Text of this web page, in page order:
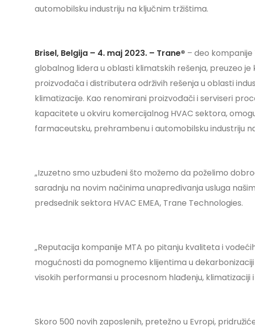
automobilsku industriju na ključnim tržištima.
Brisel, Belgija – 4. maj 2023. – Trane® – deo kompanije
globalnog lidera u oblasti klimatskih rešenja, preuzeo je
proizvođača i distributera održivih rešenja u oblasti
klimatizacije. Kao renomirani proizvođači i serviseri
kapacitete u okviru komercijalnog HVAC sektora,
farmaceutsku, prehrambenu i automobilsku industriju
„Izuzetno smo uzbuđeni što možemo da poželimo
saradnju na novim načinima unapređivanja usluga
predsednik sektora HVAC EMEA, Trane Technologies.
„Reputacija kompanije MTA po pitanju kvaliteta i
mogućnosti da pomognemo klijentima u
visokih performansi u procesnom hlađenju, klimatizaciji
Skoro 500 novih zaposlenih, pretežno u Evropi,